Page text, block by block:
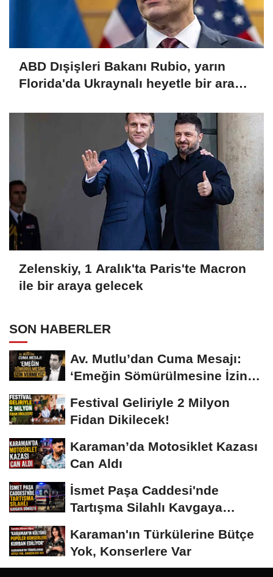
ABD Dışişleri Bakanı Rubio, yarın
Florida'da Ukraynalı heyetle bir araya
Zelenskiy, 1 Aralık'ta Paris'te Macron
ile bir araya gelecek
SON HABERLER
Av. Mutlu’dan Cuma Mesajı:
‘Emeğin Sömürülmesine İzin
Festival Geliriyle 2 Milyon
Fidan Dikilecek!
Karaman’da Motosiklet Kazası
Can Aldı
İsmet Paşa Caddesi'nde
Tartışma Silahlı Kavgaya
Karaman'ın Türkülerine Bütçe
Yok, Konserlere Var